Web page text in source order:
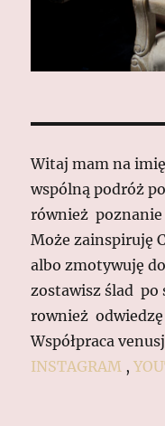
Witaj mam na
wspólną podróż
również poznanie
Może zainspiruję
albo zmotywuję
zostawisz ślad po
rownież
Współpraca
INSTAGRAM ,